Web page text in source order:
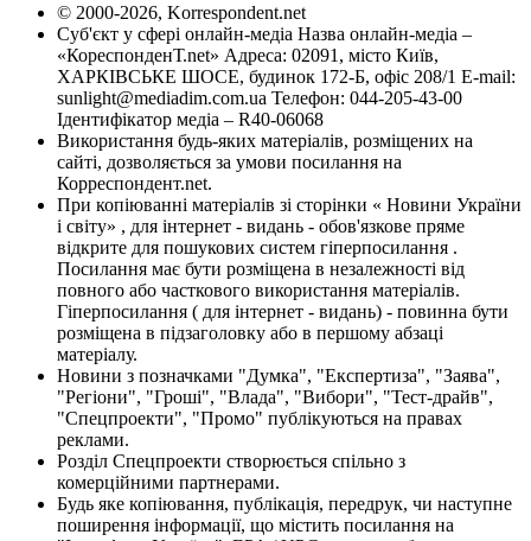
© 2000-2026, Korrespondent.net
Суб'єкт у сфері онлайн-медіа Назва онлайн-медіа –
«КореспонденТ.net» Адреса: 02091, місто Київ,
ХАРКІВСЬКЕ ШОСЕ, будинок 172-Б, офіс 208/1 E-mail:
sunlight@mediadim.com.ua Телефон: 044-205-43-00
Ідентифікатор медіа – R40-06068
Використання будь-яких матеріалів, розміщених на
сайті, дозволяється за умови посилання на
Корреспондент.net.
При копіюванні матеріалів зі сторінки « Новини України
і світу» , для інтернет - видань - обов'язкове пряме
відкрите для пошукових систем гіперпосилання .
Посилання має бути розміщена в незалежності від
повного або часткового використання матеріалів.
Гіперпосилання ( для інтернет - видань) - повинна бути
розміщена в підзаголовку або в першому абзаці
матеріалу.
Новини з позначками "Думка", "Експертиза", "Заява",
"Регіони", "Гроші", "Влада", "Вибори", "Тест-драйв",
"Спецпроекти", "Промо" публікуються на правах
реклами.
Розділ Спецпроекти створюється спільно з
комерційними партнерами.
Будь яке копіювання, публікація, передрук, чи наступне
поширення інформації, що містить посилання на